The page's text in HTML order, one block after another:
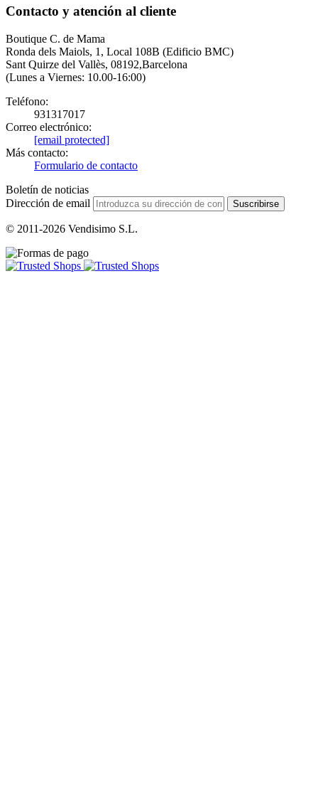
Contacto y atención al cliente
Boutique C. de Mama
Ronda dels Maiols, 1, Local 108B (Edificio BMC)
Sant Quirze del Vallès, 08192,Barcelona
(Lunes a Viernes: 10.00-16:00)
Teléfono:
931317017
Correo electrónico:
[email protected]
Más contacto:
Formulario de contacto
Boletín de noticias
Dirección de email
Suscribirse
© 2011-2026 Vendisimo S.L.